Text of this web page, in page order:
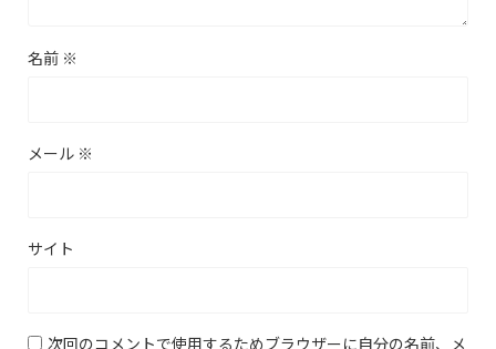
名前 ※
メール ※
サイト
次回のコメントで使用するためブラウザーに自分の名前、メ